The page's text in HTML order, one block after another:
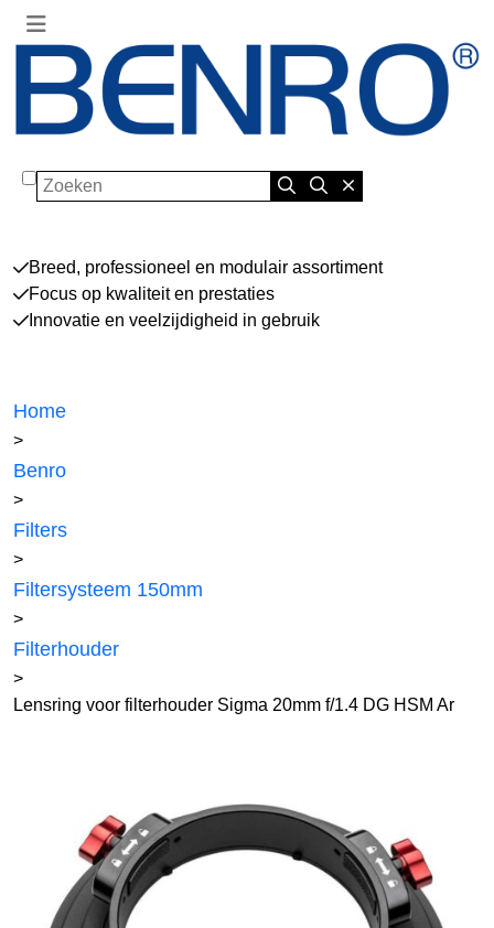
Zoeken
Breed, professioneel en modulair assortiment
Focus op kwaliteit en prestaties
Innovatie en veelzijdigheid in gebruik
Home
>
Benro
>
Filters
>
Filtersysteem 150mm
>
Filterhouder
>
Lensring voor filterhouder Sigma 20mm f/1.4 DG HSM Ar